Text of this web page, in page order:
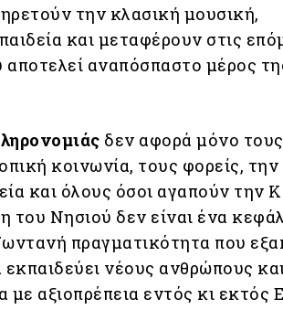
την κλασική μουσική,
και μεταφέρουν στις
αποτελεί αναπόσπαστο μέρος
δεν αφορά μόνο τους
κοινωνία, τους φορείς, την
και όλους όσοι αγαπούν την
του Νησιού δεν είναι ένα
πραγματικότητα που
εκπαιδεύει νέους ανθρώπους
αξιοπρέπεια εντός κι εκτός